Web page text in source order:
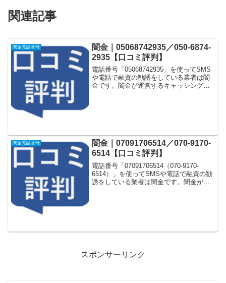
関連記事
闇金電話番号
闇金｜05068742935／050-6874-
2935【口コミ評判】
電話番号「05068742935」を使ってSMS
や電話で融資の勧誘をしている業者は闇
金です。闇金が運営するキャッシング一
闇金電話番号
闇金｜07091706514／070-9170-
6514【口コミ評判】
電話番号「07091706514（070-9170-
6514）」を使ってSMSや電話で融資の勧
誘をしている業者は闇金です。闇金が運
スポンサーリンク